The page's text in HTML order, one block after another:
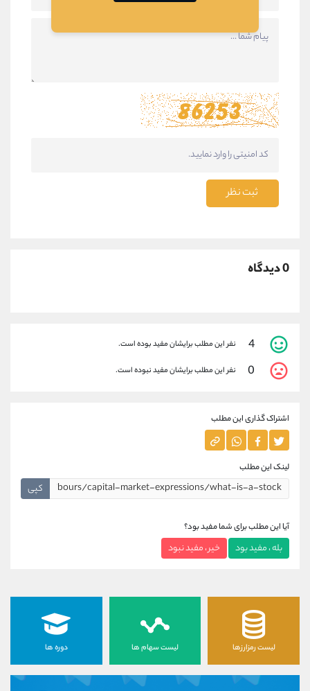
ثبت نظر
0 دیدگاه
4 نفر این مطلب برایشان مفید بوده است.
0 نفر این مطلب برایشان مفید نبوده است.
اشتراک گذاری این مطلب
لینک این مطلب
کپی
آیا این مطلب برای شما مفید بود؟
بله ، مفید بود خیر ، مفید نبود
لیست رمزارزها لیست سهام ها دوره ها